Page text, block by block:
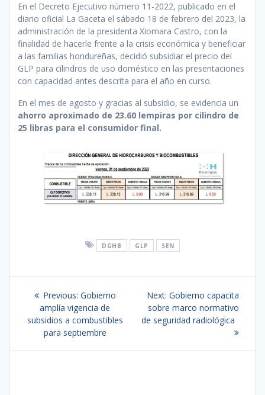
En el Decreto Ejecutivo número 11-2022, publicado en el
diario oficial La Gaceta el sábado 18 de febrero del 2023, la
administración de la presidenta Xiomara Castro, con la
finalidad de hacerle frente a la crisis económica y beneficiar
a las familias hondureñas, decidió subsidiar el precio del
GLP para cilindros de uso doméstico en las presentaciones
con capacidad antes descrita para el año en curso.
En el mes de agosto y gracias al subsidio, se evidencia un
ahorro aproximado de 23.60 lempiras por cilindro de
25 libras para el consumidor final.
DGHB GLP SEN
Navegación
de
entradas
Previous: Previous
post:
Gobierno
amplía vigencia de
subsidios a combustibles
para septiembre
Next: Next
post:
Gobierno capacita
sobre marco normativo
de seguridad radiológica